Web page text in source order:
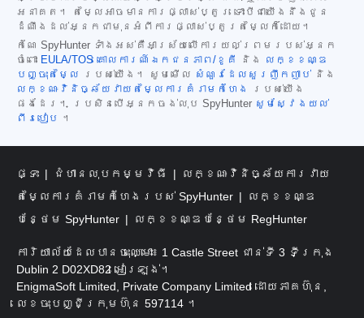
អនាគត។ តម្លៃអាចមានការផ្លាស់ប្តូរ ទោះបីជាយើងនឹងជូន
ដំណឹងដល់អ្នកជាមុនអំពីការផ្លាស់ប្តូរតម្លៃក៏ដោយ។
កំណែ SpyHunter ទាំងអស់គឺអាស្រ័យលើការយល់ព្រមរបស់អ្នក
ចំពោះ EULA/TOS គោលការណ៍ឯកជនភាព/ខូគី និង
លក្ខខណ្ឌ
បញ្ចុះតម្លៃ
របស់យើង។ សូមមើល សំណួរដែលសួរញឹកញាប់ និង
លក្ខណៈវិនិច្ឆ័យវាយតម្លៃការគំរាមកំហែង
របស់យើង
ផងដែរ។ ប្រសិនបើអ្នកចង់លុប SpyHunter សូមស្វែងយល់
ពីរបៀប ។
ផ្ទះ ជំហានលុបកម្មវិធី
លក្ខណៈវិនិច្ឆ័យការវាយ
តម្លៃការគំរាមកំហែងរបស់ SpyHunter
លក្ខខណ្ឌ
បន្ថែម SpyHunter
លក្ខខណ្ឌបន្ថែម RegHunter
ការិយាល័យដែលបានចុះឈ្មោះ៖ 1 Castle Street ជាន់ទី 3 ទីក្រុង
Dublin 2 D02XD82 អៀរឡង់។
EnigmaSoft Limited, Private Company Limited ដោយភាគហ៊ុន,
លេខចុះបញ្ជីក្រុមហ៊ុន 597114 ។